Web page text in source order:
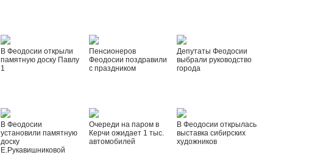
В Феодосии открыли
памятную доску Павлу
1
Пенсионеров
Феодосии поздравили
с праздником
Депутаты Феодосии
выбрали руководство
города
В Феодосии
установили памятную
доску
Е.Рукавишниковой
Очереди на паром в
Керчи ожидает 1 тыс.
автомобилей
В Феодосии открылась
выставка сибирских
художников